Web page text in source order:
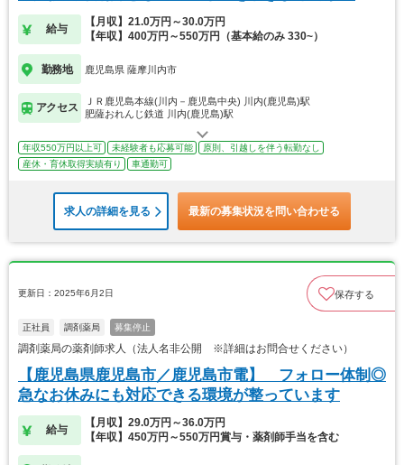
給与
【月収】21.0万円～30.0万円
【年収】400万円～550万円（基本給のみ 330~）
勤務地 鹿児島県 薩摩川内市
アクセス
ＪＲ鹿児島本線(川内－鹿児島中央) 川内(鹿児島)駅
肥薩おれんじ鉄道 川内(鹿児島)駅
年収550万円以上可 未経験者も応募可能
原則、引越しを伴う転勤なし
産休・育休取得実績有り
車通勤可
求人の詳細を見る 最新の募集状況を問い合わせる
更新日：2025年6月2日 保存する
正社員 調剤薬局 募集停止
調剤薬局の薬剤師求人（法人名非公開 ※詳細はお問合せください）
【鹿児島県鹿児島市／鹿児島市電】 フォロー体制◎
急なお休みにも対応できる環境が整っています
給与
【月収】29.0万円～36.0万円
【年収】450万円～550万円賞与・薬剤師手当を含む